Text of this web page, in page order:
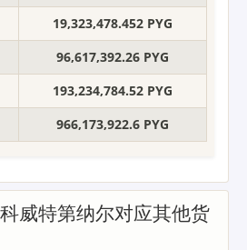
19,323,478.452 PYG
96,617,392.26 PYG
193,234,784.52 PYG
966,173,922.6 PYG
威特第纳尔对应其他货